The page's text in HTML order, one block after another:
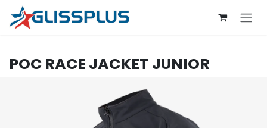
Se rendre au contenu
POC RACE JACKET JUNIOR